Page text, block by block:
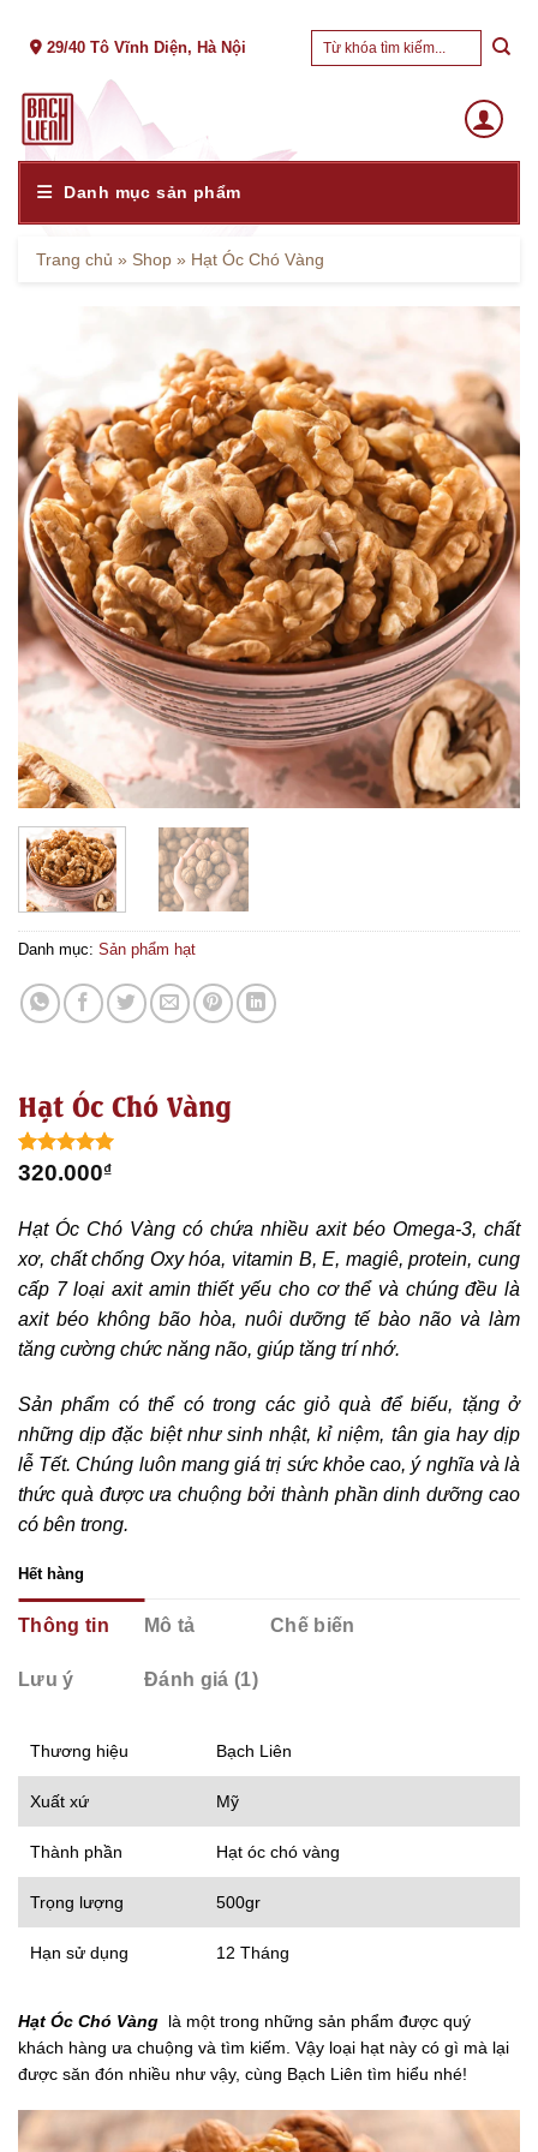
29/40 Tô Vĩnh Diện, Hà Nội
Tìm
Danh mục sản phẩm
Trang chủ » Shop » Hạt Óc Chó Vàng
Danh mục: Sản phẩm hạt
Hạt Óc Chó Vàng
5.00trên 5
1
320.000₫
Hạt Óc Chó Vàng có chứa nhiều axit béo Omega-3, chất
xơ, chất chống Oxy hóa, vitamin B, E, magiê, protein, cung
cấp 7 loại axit amin thiết yếu cho cơ thể và chúng đều là
axit béo không bão hòa, nuôi dưỡng tế bào não và làm
tăng cường chức năng não, giúp tăng trí nhớ.
Sản phẩm có thể có trong các giỏ quà để biếu, tặng ở
những dịp đặc biệt như sinh nhật, kỉ niệm, tân gia hay dịp
lễ Tết. Chúng luôn mang giá trị sức khỏe cao, ý nghĩa và là
thức quà được ưa chuộng bởi thành phần dinh dưỡng cao
có bên trong.
Hết hàng
Thông tin Mô tả Chế biến
Lưu ý Đánh giá (1)
Thương hiệu Bạch Liên
Xuất xứ Mỹ
Thành phần Hạt óc chó vàng
Trọng lượng 500gr
Hạn sử dụng 12 Tháng
Hạt Óc Chó Vàng là một trong những sản phẩm được quý
khách hàng ưa chuộng và tìm kiếm. Vậy loại hạt này có gì mà lại
được săn đón nhiều như vậy, cùng Bạch Liên tìm hiểu nhé!